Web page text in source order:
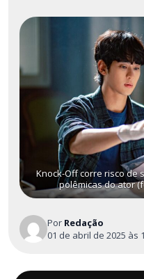
Knock-Off corre risco de
polêmicas do ator
Por Redação
01 de abril de 2025 às